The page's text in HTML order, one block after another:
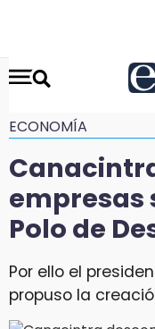
ECONOMÍA
empresas
Polo de
Por ello el
propuso la